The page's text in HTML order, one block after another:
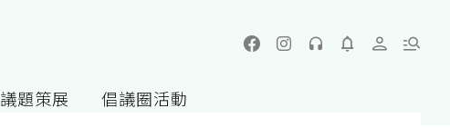
議題策展 倡議圈活動